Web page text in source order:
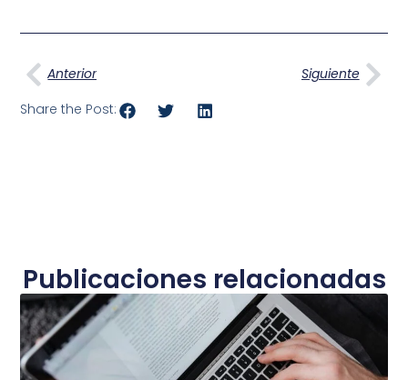
Ant
Anterior Siguiente
Share the Post:
Publicaciones relacionadas